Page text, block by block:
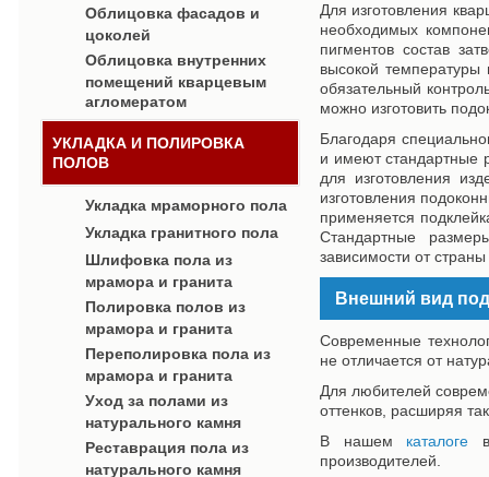
Облицовка фасадов и
цоколей
Облицовка внутренних
помещений кварцевым
агломератом
УКЛАДКА И ПОЛИРОВКА
ПОЛОВ
Укладка мраморного пола
Укладка гранитного пола
Шлифовка пола из
мрамора и гранита
Полировка полов из
мрамора и гранита
Переполировка пола из
мрамора и гранита
Уход за полами из
натурального камня
Реставрация пола из
натурального камня
Для изготовления
необходимых
пигментов состав
высокой
обязательный
можно изготовить
Благодаря
и имеют стандартные
для изготовления
изготовления
применяется
Стандартные
зависимости от
Внешний вид
Современные
не отличается от
Для любителей
оттенков, расширяя
В нашем каталоге
производителей.